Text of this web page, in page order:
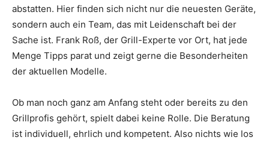
abstatten. Hier finden sich nicht nur die neuesten Geräte,
sondern auch ein Team, das mit Leidenschaft bei der
Sache ist. Frank Roß, der Grill-Experte vor Ort, hat jede
Menge Tipps parat und zeigt gerne die Besonderheiten
der aktuellen Modelle.
Ob man noch ganz am Anfang steht oder bereits zu den
Grillprofis gehört, spielt dabei keine Rolle. Die Beratung
ist individuell, ehrlich und kompetent. Also nichts wie los